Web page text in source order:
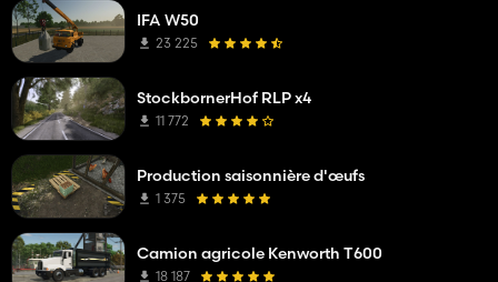
IFA W50
23 225
StockbornerHof RLP x4
11 772
Production saisonnière d'œufs
1 375
Camion agricole Kenworth T600
18 187